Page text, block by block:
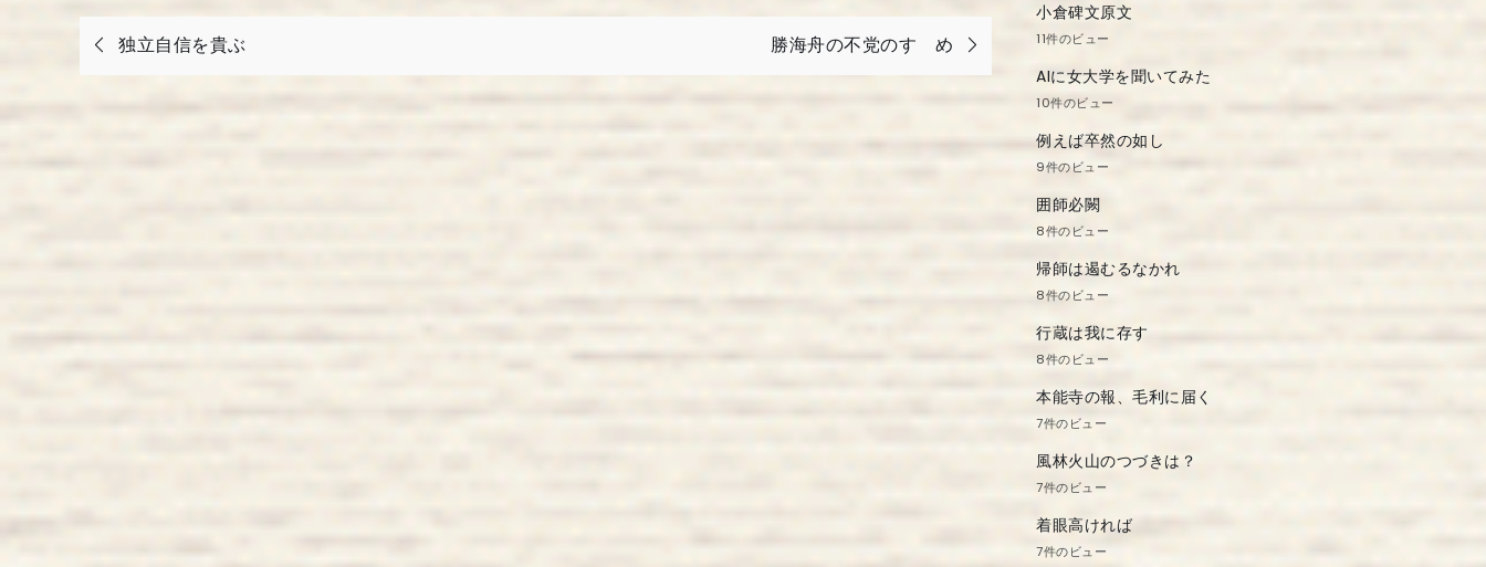
投
シ
独立自信を貴ぶ 勝海舟の不党のすゝめ
小倉碑文原文
11件のビュー
AIに女大学を聞いてみた
10件のビュー
例えば卒然の如し
9件のビュー
囲師必闕
8件のビュー
帰師は遏むるなかれ
8件のビュー
行蔵は我に存す
8件のビュー
本能寺の報、毛利に届く
7件のビュー
風林火山のつづきは？
7件のビュー
着眼高ければ
7件のビュー